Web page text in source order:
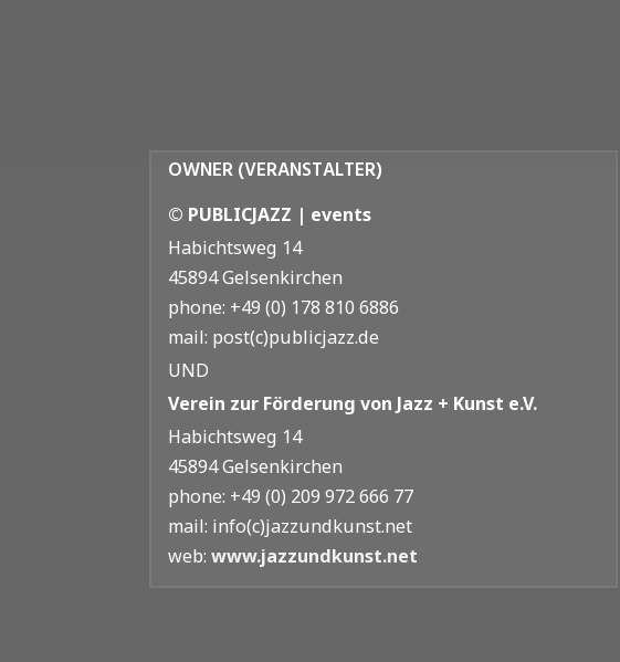
OWNER (VERANSTALTER)
© PUBLICJAZZ | events
Habichtsweg 14
45894 Gelsenkirchen
phone: +49 (0) 178 810 6886
mail: post(c)publicjazz.de
UND
Verein zur Förderung von Jazz + Kunst e.V.
Habichtsweg 14
45894 Gelsenkirchen
phone: +49 (0) 209 972 666 77
mail: info(c)jazzundkunst.net
web: www.jazzundkunst.net